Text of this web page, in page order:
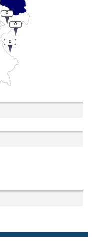
0
0
0